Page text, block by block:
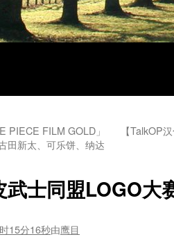
PIECE FILM GOLD」
田新太、可乐饼、纳达
【TalkOP
士同盟LOGO大
15分16秒由鹰目